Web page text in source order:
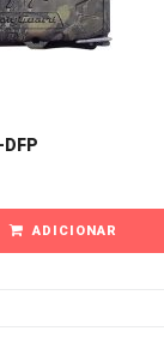
ADICIONAR